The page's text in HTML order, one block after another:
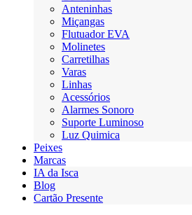
Anteninhas
Miçangas
Flutuador EVA
Molinetes
Carretilhas
Varas
Linhas
Acessórios
Alarmes Sonoro
Suporte Luminoso
Luz Quimica
Peixes
Marcas
IA da Isca
Blog
Cartão Presente